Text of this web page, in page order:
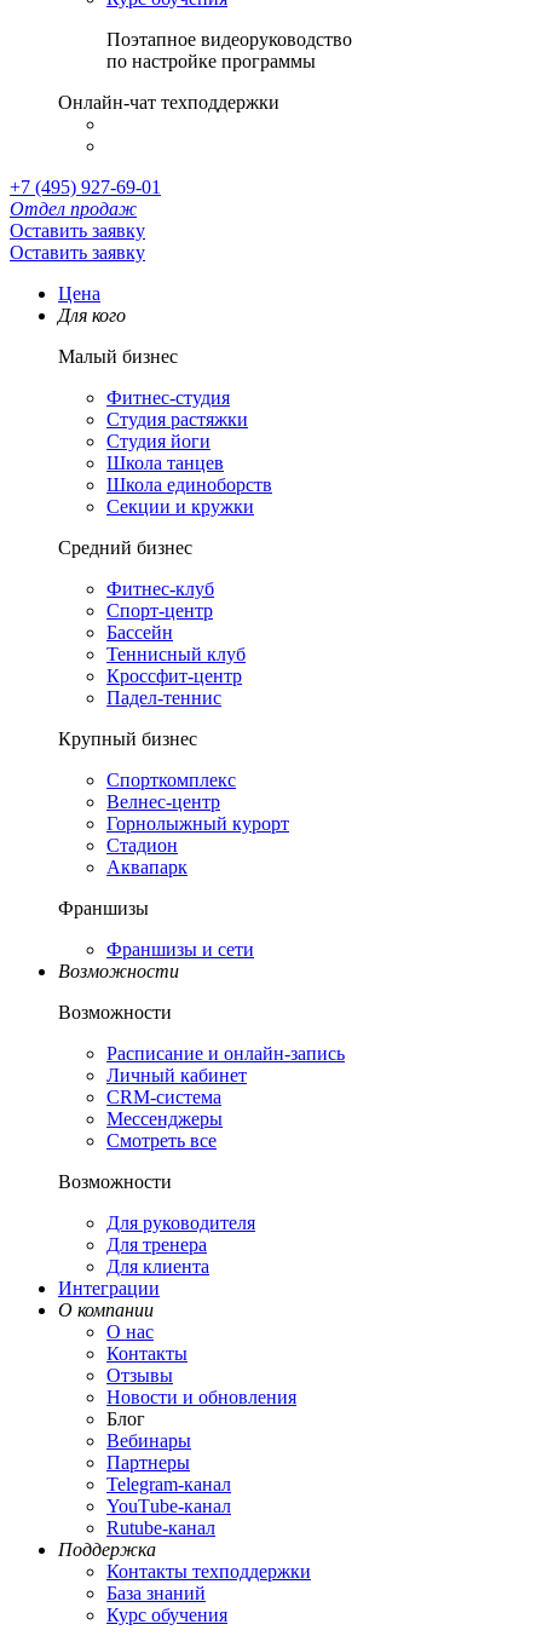
Поэтапное видеоруководство
по настройке программы
Онлайн-чат техподдержки
+7 (495) 927-69-01
Отдел продаж
Оставить заявку
Оставить заявку
Цена
Для кого
Малый бизнес
Фитнес-студия
Студия растяжки
Студия йоги
Школа танцев
Школа единоборств
Секции и кружки
Средний бизнес
Фитнес-клуб
Спорт-центр
Бассейн
Теннисный клуб
Кроссфит-центр
Падел-теннис
Крупный бизнес
Спорткомплекс
Велнес-центр
Горнолыжный курорт
Стадион
Аквапарк
Франшизы
Франшизы и сети
Возможности
Возможности
Расписание и онлайн-запись
Личный кабинет
CRM-система
Мессенджеры
Смотреть все
Возможности
Для руководителя
Для тренера
Для клиента
Интеграции
О компании
О нас
Контакты
Отзывы
Новости и обновления
Блог
Вебинары
Партнеры
Теlegram-канал
YouТube-канал
Rutube-канал
Поддержка
Контакты техподдержки
База знаний
Курс обучения